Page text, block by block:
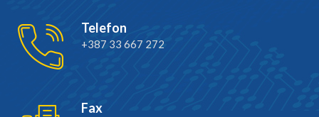
Telefon
+387 33 667 272
Fax